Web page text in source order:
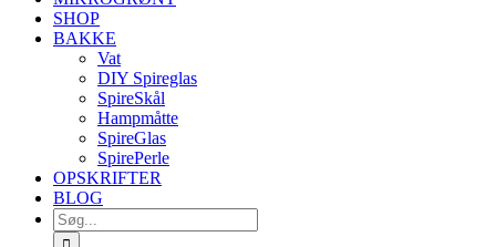
SHOP
BAKKE
Vat
DIY Spireglas
SpireSkål
Hampmåtte
SpireGlas
SpirePerle
OPSKRIFTER
BLOG
Søg
efter: